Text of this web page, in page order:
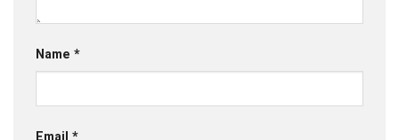
Name *